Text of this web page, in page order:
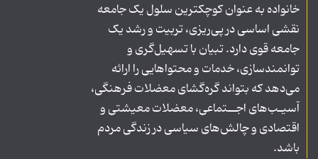
خانواده به عنوان کوچکترین سلول یک جامعه
نقشی اساسی در پی‌ریزی، تربیت و رشد یک
جامعه قوی دارد. تبیان با تسهیل‌گری و
توانمندسازی، خدمات و محتواهایی را ارائه
می‌دهد که بتواند گره‌گشای معضلات فرهنگی،
آسیـب‌های اجــتماعی، معضلات معیشتی و
اقتصادی و چالش‌های سیاسی در زندگی مردم
باشد.